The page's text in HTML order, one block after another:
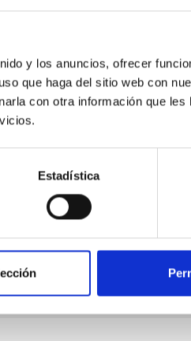
y los anuncios, ofrecer
que haga del sitio web con
con otra información que les
Estadística
el National
Spain) y el
el Astronomical
el Lockheed
Center for Solar